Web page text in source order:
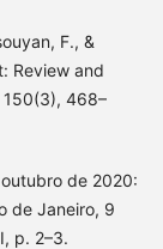
F., &
Review and
468–
de 2020:
de Janeiro, 9
p. 2–3.